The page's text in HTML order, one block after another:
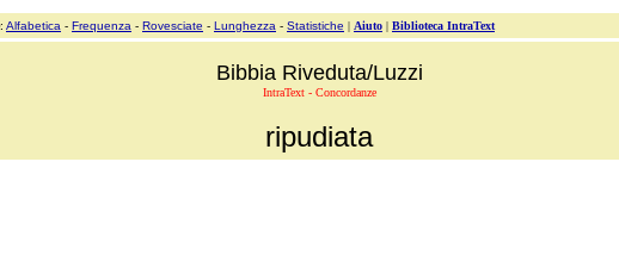
: Alfabetica - Frequenza - Rovesciate - Lunghezza - Statistiche | Aiuto | Biblioteca IntraText
Bibbia Riveduta/Luzzi
IntraText - Concordanze
ripudiata